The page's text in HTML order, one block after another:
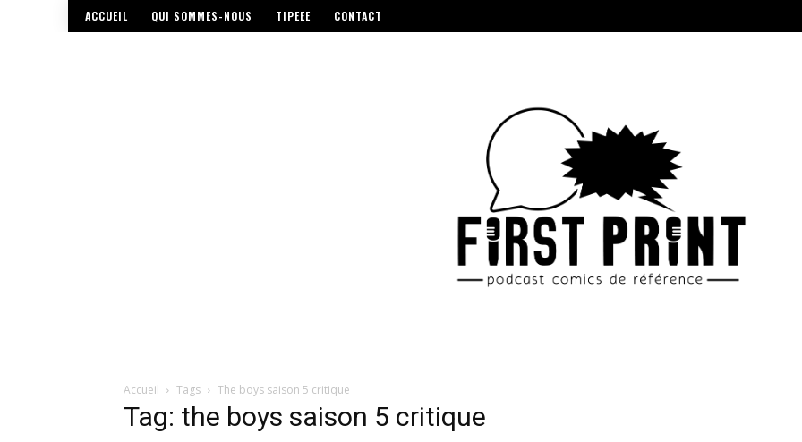
ACCUEIL QUI SOMMES-NOUS TIPEEE CONTACT
Accueil Tags The boys saison 5 critique
Tag: the boys saison 5 critique